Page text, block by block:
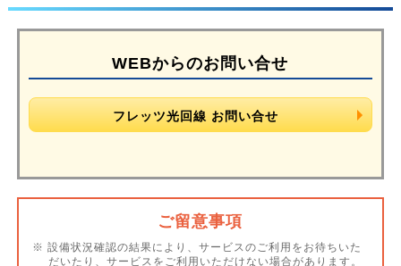
WEBからのお問い合せ
フレッツ光回線 お問い合せ
ご留意事項
※ 設備状況確認の結果により、サービスのご利用をお待ちいた
だいたり、サービスをご利用いただけない場合があります。